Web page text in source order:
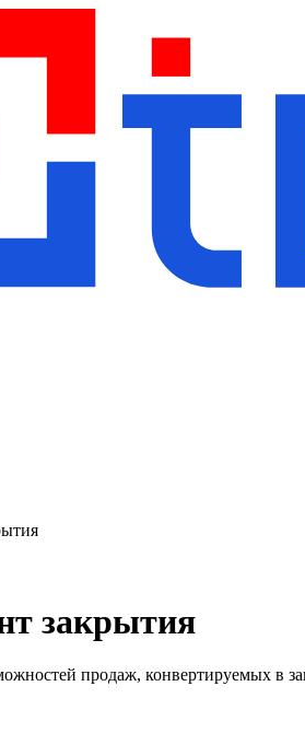
закрытия
продаж, конвертируемых в